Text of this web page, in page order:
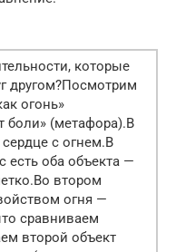
которые
другом?Посмотрим
огонь»
боли» (метафора).В
с огнем.В
есть оба объекта —
втором
огня —
сравниваем
второй объект